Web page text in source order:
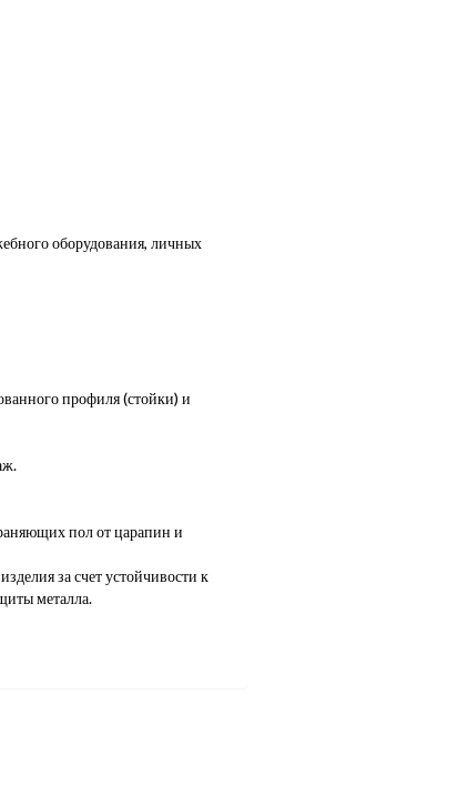
оборудования, личных
профиля (стойки) и
пол от царапин и
за счет устойчивости к
металла.